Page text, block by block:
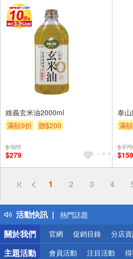
維義玄米油2000ml
滿額9折
贈$200
$ 323
$279
泰
滿
$ 270
$159
1 2 3 4
活動快訊
偏遠地區配送
得獎公告
熱門話題
銀行優惠
偏遠地區配送
詐騙網頁！請小心！
關於我們
官網 促銷目錄 分店
主題活動 會員活動 注目活動